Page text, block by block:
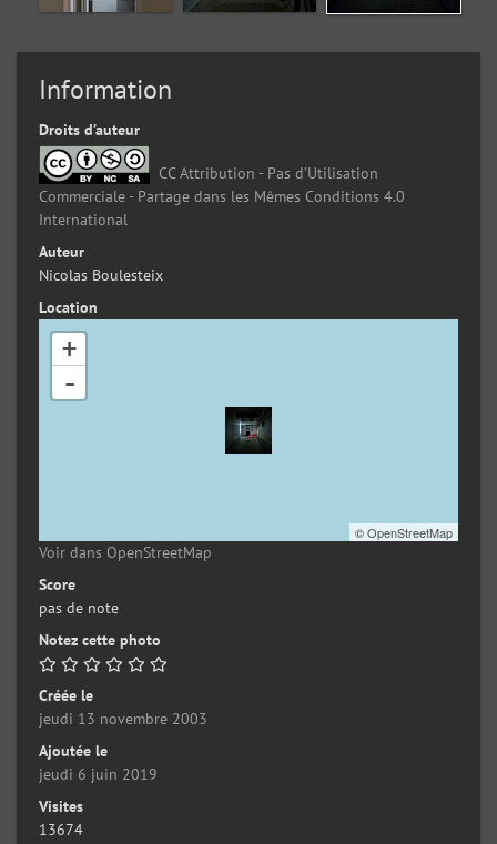
Information
Droits d’auteur
CC Attribution - Pas d’Utilisation
Commerciale - Partage dans les Mêmes Conditions 4.0
International
Auteur
Nicolas Boulesteix
Location
+
-
©OpenStreetMap
Voir dans OpenStreetMap
Score
pas de note
Notez cette photo
Créée le
jeudi 13 novembre 2003
Ajoutée le
jeudi 6 juin 2019
Visites
13674